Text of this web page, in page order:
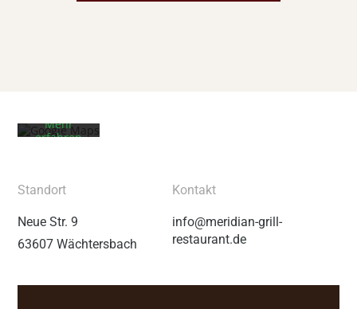
Mehr
erfahren
laden
Maps immer
entsperren
Standort
Neue Str. 9
63607 Wächtersbach
Kontakt
info@meridian-grill-
restaurant.de